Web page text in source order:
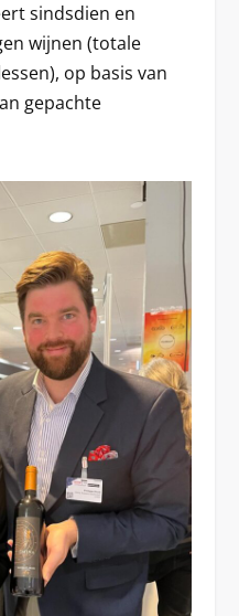
sindsdien en
wijnen (totale
op basis van
gepachte